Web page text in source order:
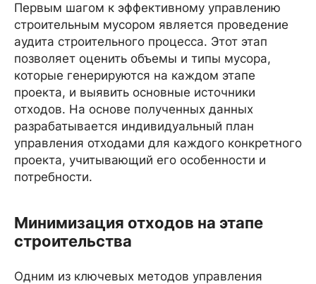
Первым шагом к эффективному управлению
строительным мусором является проведение
аудита строительного процесса. Этот этап
позволяет оценить объемы и типы мусора,
которые генерируются на каждом этапе
проекта, и выявить основные источники
отходов. На основе полученных данных
разрабатывается индивидуальный план
управления отходами для каждого конкретного
проекта, учитывающий его особенности и
потребности.
Минимизация отходов на этапе
строительства
Одним из ключевых методов управления